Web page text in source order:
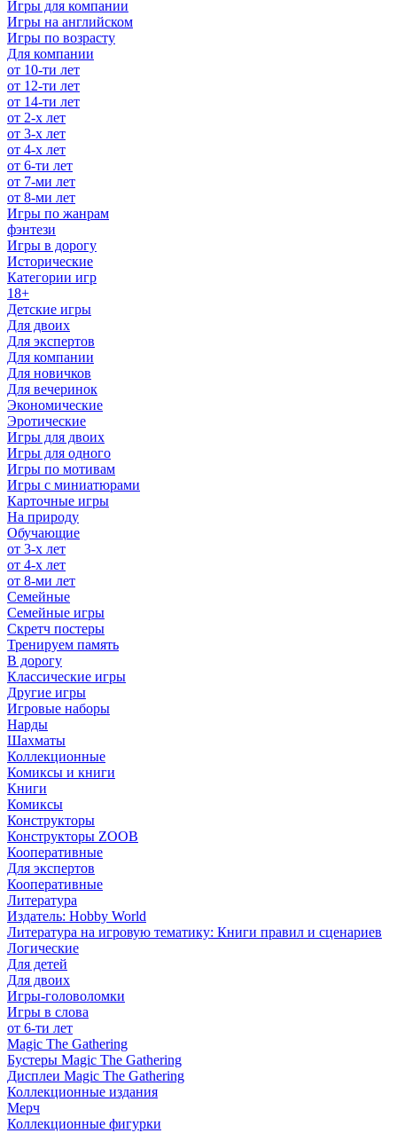
Игры для компании
Игры на английском
Игры по возрасту
Для компании
от 10-ти лет
от 12-ти лет
от 14-ти лет
от 2-х лет
от 3-х лет
от 4-х лет
от 6-ти лет
от 7-ми лет
от 8-ми лет
Игры по жанрам
фэнтези
Игры в дорогу
Исторические
Категории игр
18+
Детские игры
Для двоих
Для экспертов
Для компании
Для новичков
Для вечеринок
Экономические
Эротические
Игры для двоих
Игры для одного
Игры по мотивам
Игры с миниатюрами
Карточные игры
На природу
Обучающие
от 3-х лет
от 4-х лет
от 8-ми лет
Семейные
Семейные игры
Скретч постеры
Тренируем память
В дорогу
Классические игры
Другие игры
Игровые наборы
Нарды
Шахматы
Коллекционные
Комиксы и книги
Книги
Комиксы
Конструкторы
Конструкторы ZOOB
Кооперативные
Для экспертов
Кооперативные
Литература
Издатель: Hobby World
Литература на игровую тематику: Книги правил и сценариев
Логические
Для детей
Для двоих
Игры-головоломки
Игры в слова
от 6-ти лет
Magic The Gathering
Бустеры Magic The Gathering
Дисплеи Magic The Gathering
Коллекционные издания
Мерч
Коллекционные фигурки